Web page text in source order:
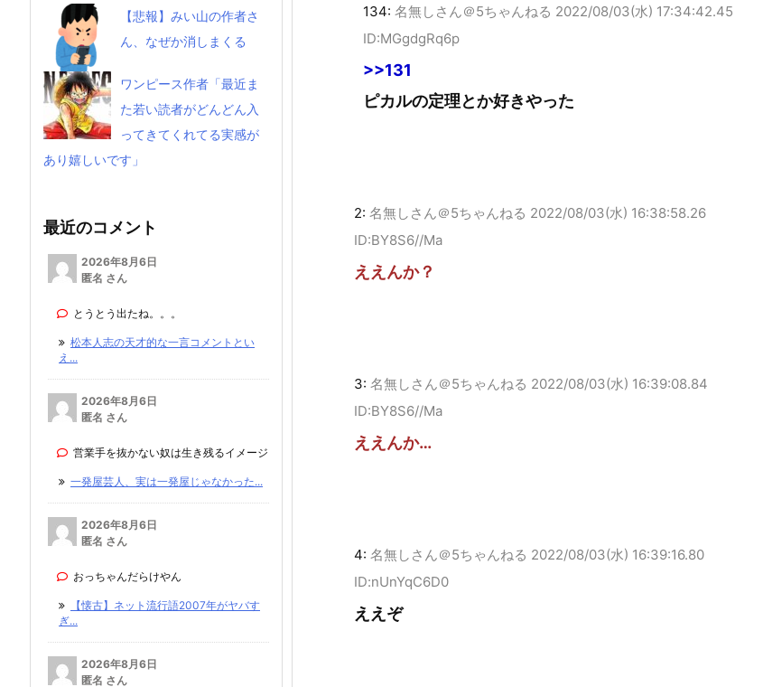
134: 名無しさん＠5ちゃんねる 2022/08/03(水) 17:34:42.45
ID:MGgdgRq6p
>>131
ピカルの定理とか好きやった
2: 名無しさん＠5ちゃんねる 2022/08/03(水) 16:38:58.26
ID:BY8S6//Ma
ええんか？
3: 名無しさん＠5ちゃんねる 2022/08/03(水) 16:39:08.84
ID:BY8S6//Ma
ええんか…
4: 名無しさん＠5ちゃんねる 2022/08/03(水) 16:39:16.80
ID:nUnYqC6D0
ええぞ
【悲報】みい山の作者さ
ん、なぜか消しまくる
ワンピース作者「最近ま
た若い読者がどんどん入
ってきてくれてる実感が
あり嬉しいです」
最近のコメント
2026年8月6日
匿名 さん
とうとう出たね。。。
松本人志の天才的な一言コメントとい
え...
2026年8月6日
匿名 さん
営業手を抜かない奴は生き残るイメージ
一発屋芸人、実は一発屋じゃなかった...
2026年8月6日
匿名 さん
おっちゃんだらけやん
【懐古】ネット流行語2007年がヤバす
ぎ...
2026年8月6日
匿名 さん